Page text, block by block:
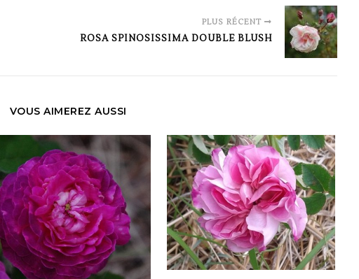
PLUS RÉCENT
ROSA SPINOSISSIMA DOUBLE BLUSH
VOUS AIMEREZ AUSSI